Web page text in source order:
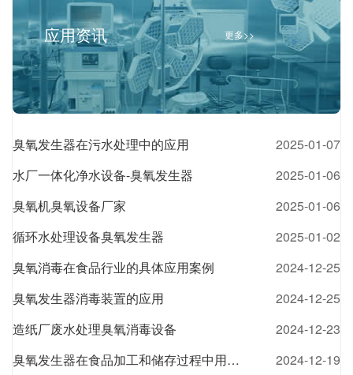
应用资讯 更多>>
臭氧发生器在污水处理中的应用
2025-01-07
水厂一体化净水设备-臭氧发生器
2025-01-06
臭氧机臭氧设备厂家
2025-01-06
循环水处理设备臭氧发生器
2025-01-02
臭氧消毒在食品行业的具体应用案例
2024-12-25
臭氧发生器消毒装置的应用
2024-12-25
造纸厂废水处理臭氧消毒设备
2024-12-23
臭氧发生器在食品加工和储存过程中用于蔬菜、水果和肉类的消毒
2024-12-19